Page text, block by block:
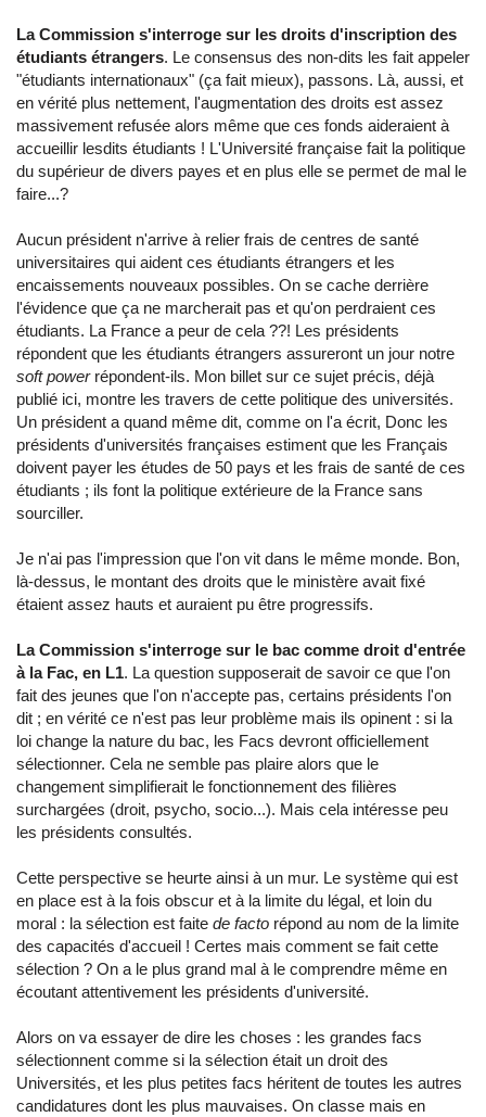
La Commission s'interroge sur les droits d'inscription des
étudiants étrangers. Le consensus des non-dits les fait appeler
"étudiants internationaux" (ça fait mieux), passons. Là, aussi, et
en vérité plus nettement, l'augmentation des droits est assez
massivement refusée alors même que ces fonds aideraient à
accueillir lesdits étudiants ! L'Université française fait la politique
du supérieur de divers payes et en plus elle se permet de mal le
faire...?
Aucun président n'arrive à relier frais de centres de santé
universitaires qui aident ces étudiants étrangers et les
encaissements nouveaux possibles. On se cache derrière
l'évidence que ça ne marcherait pas et qu'on perdraient ces
étudiants. La France a peur de cela ??! Les présidents
répondent que les étudiants étrangers assureront un jour notre
soft powerrépondent-ils. Mon billet sur ce sujet précis, déjà
publié ici, montre les travers de cette politique des universités.
Un président a quand même dit, comme on l'a écrit, Donc les
présidents d'universités françaises estiment que les Français
doivent payer les études de 50 pays et les frais de santé de ces
étudiants ; ils font la politique extérieure de la France sans
sourciller.
Je n'ai pas l'impression que l'on vit dans le même monde. Bon,
là-dessus, le montant des droits que le ministère avait fixé
étaient assez hauts et auraient pu être progressifs.
La Commission s'interroge sur le bac comme droit d'entrée
à la Fac, en L1. La question supposerait de savoir ce que l'on
fait des jeunes que l'on n'accepte pas, certains présidents l'on
dit ; en vérité ce n'est pas leur problème mais ils opinent : si la
loi change la nature du bac, les Facs devront officiellement
sélectionner. Cela ne semble pas plaire alors que le
changement simplifierait le fonctionnement des filières
surchargées (droit, psycho, socio...). Mais cela intéresse peu
les présidents consultés.
Cette perspective se heurte ainsi à un mur. Le système qui est
en place est à la fois obscur et à la limite du légal, et loin du
moral : la sélection est faite de facto répond au nom de la limite
des capacités d'accueil ! Certes mais comment se fait cette
sélection ? On a le plus grand mal à le comprendre même en
écoutant attentivement les présidents d'université.
Alors on va essayer de dire les choses : les grandes facs
sélectionnent comme si la sélection était un droit des
Universités, et les plus petites facs héritent de toutes les autres
candidatures dont les plus mauvaises. On classe mais en